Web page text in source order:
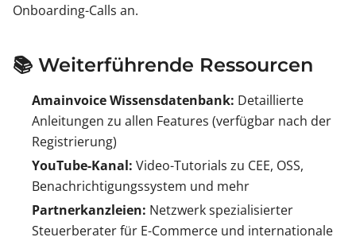
Onboarding-Calls an.
📚 Weiterführende Ressourcen
Amainvoice Wissensdatenbank: Detaillierte
Anleitungen zu allen Features (verfügbar nach der
Registrierung)
YouTube-Kanal: Video-Tutorials zu CEE, OSS,
Benachrichtigungssystem und mehr
Partnerkanzleien: Netzwerk spezialisierter
Steuerberater für E-Commerce und internationale